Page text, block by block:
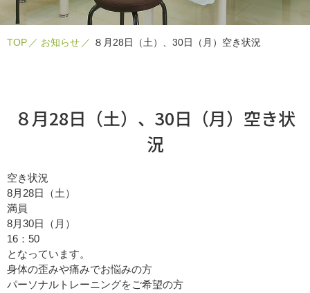
TOP お知らせ ８月28日（土）、30日（月）空き状況
８月28日（土）、30日（月）空き状
況
空き状況
8月28日（土）
満員
8月30日（月）
16：50
となっています。
身体の歪みや痛みでお悩みの方
パーソナルトレーニングをご希望の方